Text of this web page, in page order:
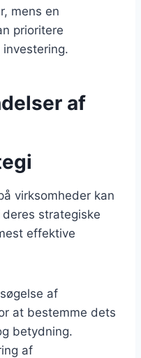
mens en
prioritere
af
virksomheder kan
strategiske
effektive
af
at bestemme dets
betydning.
af